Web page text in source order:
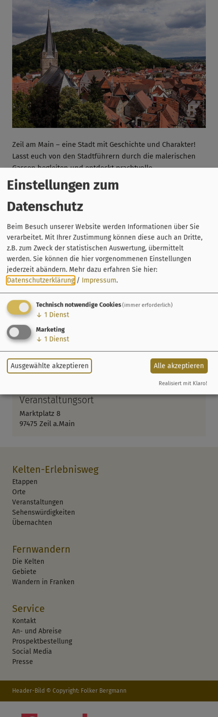
Zeil am Main – eine Stadt mit Geschichte und Charakter!
Lasst euch von den Stadtführern durch die malerischen
Gassen begleiten und entdeckt prachtvolle
Fachwerkhäuser, barocke Bauwerke und historische
Plätze. Erlebt spannende Geschichten aus vergangenen
Zeiten, taucht ein in das Leben früherer Generationen und
Kleinods.
Keine Anmeldung notwendig, Treffpunkt: Marktplatz
Veranstaltungsort
Marktplatz 8
97475 Zeil a.Main
Kelten-Erlebnisweg
Etappen
Orte
Veranstaltungen
Sehenswürdigkeiten
Übernachten
Fernwandern
Die Kelten
Gebiete
Wandern in Franken
Service
Kontakt
An- und Abreise
Prospektbestellung
Social Media
Presse
Header-Bild © Copyright: Folker Bergmann
Einstellungen zum
Datenschutz
Beim Besuch unserer Website werden Informationen über Sie
verarbeitet. Mit Ihrer Zustimmung können diese auch an Dritte,
z.B. zum Zweck der statistischen Auswertung, übermittelt
werden. Sie können die hier vorgenommenen Einstellungen
jederzeit abändern. Mehr dazu erfahren Sie hier:
Datenschutzerklärung / Impressum.
Technisch notwendige Cookies(immer erforderlich)
↓ 1 Dienst
Marketing
↓ 1 Dienst
Ausgewählte akzeptieren Alle akzeptieren
Realisiert mit Klaro!